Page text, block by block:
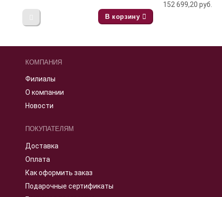
152 699,20 руб.
В корзину
КОМПАНИЯ
Филиалы
О компании
Новости
ПОКУПАТЕЛЯМ
Доставка
Оплата
Как оформить заказ
Подарочные сертификаты